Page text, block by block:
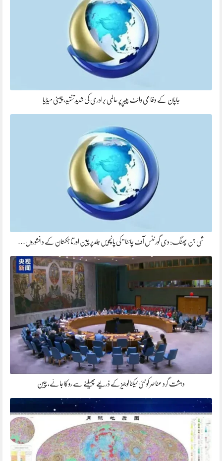
جاپان کے دفاعی وائٹ پیپر پر عالمی برادری کی شدید تنقید، چینی میڈیا
شی جن پھنگ: دی گورننس آف چائنا”کی پانچویں جلدپر چین اور تاجکستان کے دانشوروں…
دہشت گرد عناصر کو نئی ٹیکنالوجیز کے ذریعے پھیلنے سے روکا جائے، چین